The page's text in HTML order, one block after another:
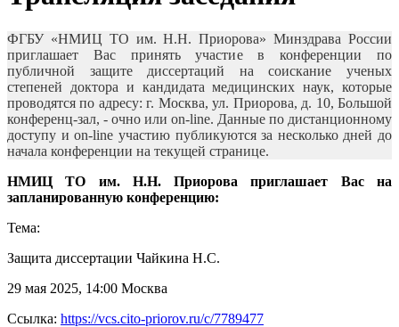
ФГБУ «НМИЦ ТО им. Н.Н. Приорова» Минздрава России
приглашает Вас принять участие в конференции по
публичной защите диссертаций на соискание ученых
степеней доктора и кандидата медицинских наук, которые
проводятся по адресу: г. Москва, ул. Приорова, д. 10, Большой
конференц-зал, - очно или on-line. Данные по дистанционному
доступу и on-line участию публикуются за несколько дней до
начала конференции на текущей странице.
НМИЦ ТО им. Н.Н. Приорова приглашает Вас на
запланированную конференцию:
Тема:
Защита диссертации Чайкина Н.С.
29 мая 2025, 14:00 Москва
Ссылка: https://vcs.cito-priorov.ru/c/7789477